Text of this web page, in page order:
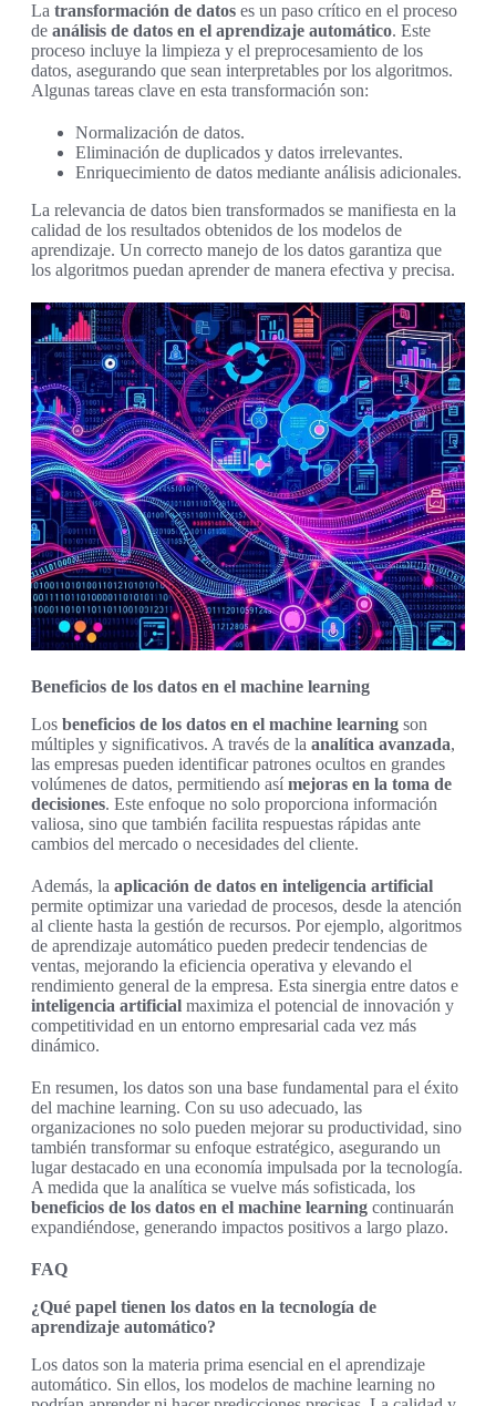
La transformación de datos es un paso crítico en el proceso
de análisis de datos en el aprendizaje automático. Este
proceso incluye la limpieza y el preprocesamiento de los
datos, asegurando que sean interpretables por los algoritmos.
Algunas tareas clave en esta transformación son:
Normalización de datos.
Eliminación de duplicados y datos irrelevantes.
Enriquecimiento de datos mediante análisis adicionales.
La relevancia de datos bien transformados se manifiesta en la
calidad de los resultados obtenidos de los modelos de
aprendizaje. Un correcto manejo de los datos garantiza que
los algoritmos puedan aprender de manera efectiva y precisa.
Beneficios de los datos en el machine learning
Los beneficios de los datos en el machine learning son
múltiples y significativos. A través de la analítica avanzada,
las empresas pueden identificar patrones ocultos en grandes
volúmenes de datos, permitiendo así mejoras en la toma de
decisiones. Este enfoque no solo proporciona información
valiosa, sino que también facilita respuestas rápidas ante
cambios del mercado o necesidades del cliente.
Además, la aplicación de datos en inteligencia artificial
permite optimizar una variedad de procesos, desde la atención
al cliente hasta la gestión de recursos. Por ejemplo, algoritmos
de aprendizaje automático pueden predecir tendencias de
ventas, mejorando la eficiencia operativa y elevando el
rendimiento general de la empresa. Esta sinergia entre datos e
inteligencia artificial maximiza el potencial de innovación y
competitividad en un entorno empresarial cada vez más
dinámico.
En resumen, los datos son una base fundamental para el éxito
del machine learning. Con su uso adecuado, las
organizaciones no solo pueden mejorar su productividad, sino
también transformar su enfoque estratégico, asegurando un
lugar destacado en una economía impulsada por la tecnología.
A medida que la analítica se vuelve más sofisticada, los
beneficios de los datos en el machine learning continuarán
expandiéndose, generando impactos positivos a largo plazo.
FAQ
¿Qué papel tienen los datos en la tecnología de
aprendizaje automático?
Los datos son la materia prima esencial en el aprendizaje
automático. Sin ellos, los modelos de machine learning no